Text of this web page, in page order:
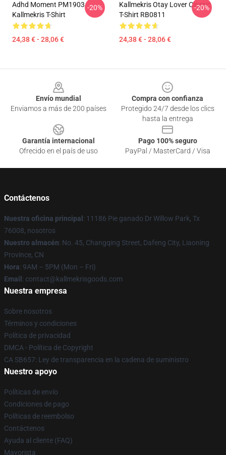
Adhd Moment PM1903
Kallmekris T-Shirt
24,38 € - 28,06 €
-20%
Kallmekris Otay Lover Classic
T-Shirt RB0811
24,38 € - 28,06 €
-20%
Envío mundial
Enviamos a más de 200 países
Compra con confianza
Protegido 24/7 desde los clics
hasta la entrega
Garantía internacional
Ofrecido en el país de uso
Pago 100% seguro
PayPal / MasterCard / Visa
Contáctenos
Nuestra oficina principal : 11186 Pie ganado Dr Willow Park, Tx
76008, nosotros
Nuestro almacén: No. 45, Changqing Street, Dafeng City, Liaoning
Province, CN
Hora: 9AM – 5PM (Mon – Fri)
Email : contact@kallmekrisgoods.com
Nuestra empresa
Sobre nosotros
Términos y condiciones
Política de privacidad
DMCA - Política de Copyright
CA SB657: Ley de transparencia en la cadena de suministro
Nuestro apoyo
Políticas de envío
Condiciones de pago
Políticas de reembolso
Contáctenos
Ayuda al cliente (FAQ)
Mayorista